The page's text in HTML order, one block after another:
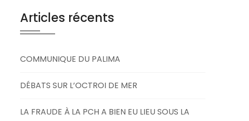
Articles récents
COMMUNIQUE DU PALIMA
DÉBATS SUR L’OCTROI DE MER
LA FRAUDE À LA PCH A BIEN EU LIEU SOUS LA